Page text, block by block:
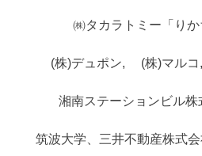
㈱タカラトミー「りか
(株)デュポン, (株)マル
湘南ステーションビル株
筑波大学、三井不動産株式